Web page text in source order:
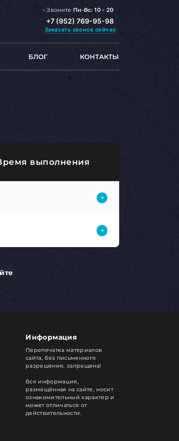
Звоните Пн-Вс:10 - 20
+7 (952) 769-95-98
Заказать звонок сейчас
БЛОГ КОНТАКТЫ
выполнения
Информация
Перепечатка материалов
сайта, без письменного
разрешения, запрещена!
Вся информация,
размещённая на сайте, носит
ознакомительный характер и
может отличаться от
действительности.